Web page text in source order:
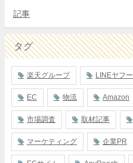
記事
タグ
楽天グループ LINEヤフー
EC 物流 Amazon
市場調査 取材記事
マーケティング 企業PR